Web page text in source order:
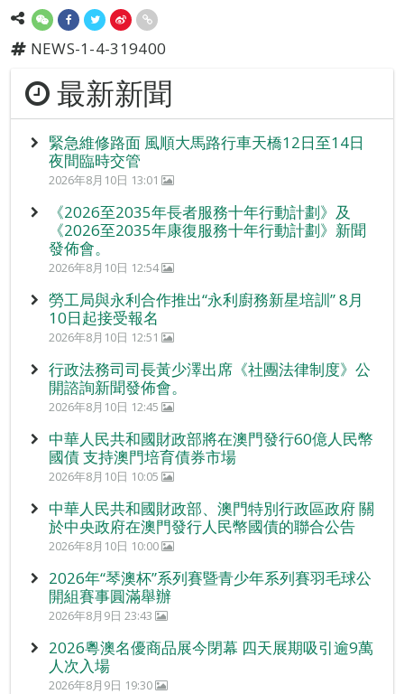
NEWS-1-4-319400
最新新聞
緊急維修路面 風順大馬路行車天橋12日至14日
夜間臨時交管
2026年8月10日 13:01
《2026至2035年長者服務十年行動計劃》及
《2026至2035年康復服務十年行動計劃》新聞
發佈會。
2026年8月10日 12:54
勞工局與永利合作推出“永利廚務新星培訓” 8月
10日起接受報名
2026年8月10日 12:51
行政法務司司長黃少澤出席《社團法律制度》公
開諮詢新聞發佈會。
2026年8月10日 12:45
中華人民共和國財政部將在澳門發行60億人民幣
國債 支持澳門培育債券市場
2026年8月10日 10:05
中華人民共和國財政部、澳門特別行政區政府 關
於中央政府在澳門發行人民幣國債的聯合公告
2026年8月10日 10:00
2026年“琴澳杯”系列賽暨青少年系列賽羽毛球公
開組賽事圓滿舉辦
2026年8月9日 23:43
2026粵澳名優商品展今閉幕 四天展期吸引逾9萬
人次入場
2026年8月9日 19:30